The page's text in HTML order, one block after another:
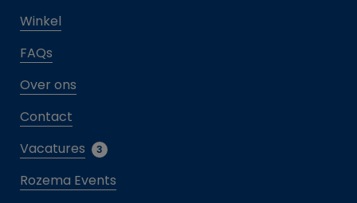
Winkel
FAQs
Over ons
Contact
Vacatures
3
Rozema Events